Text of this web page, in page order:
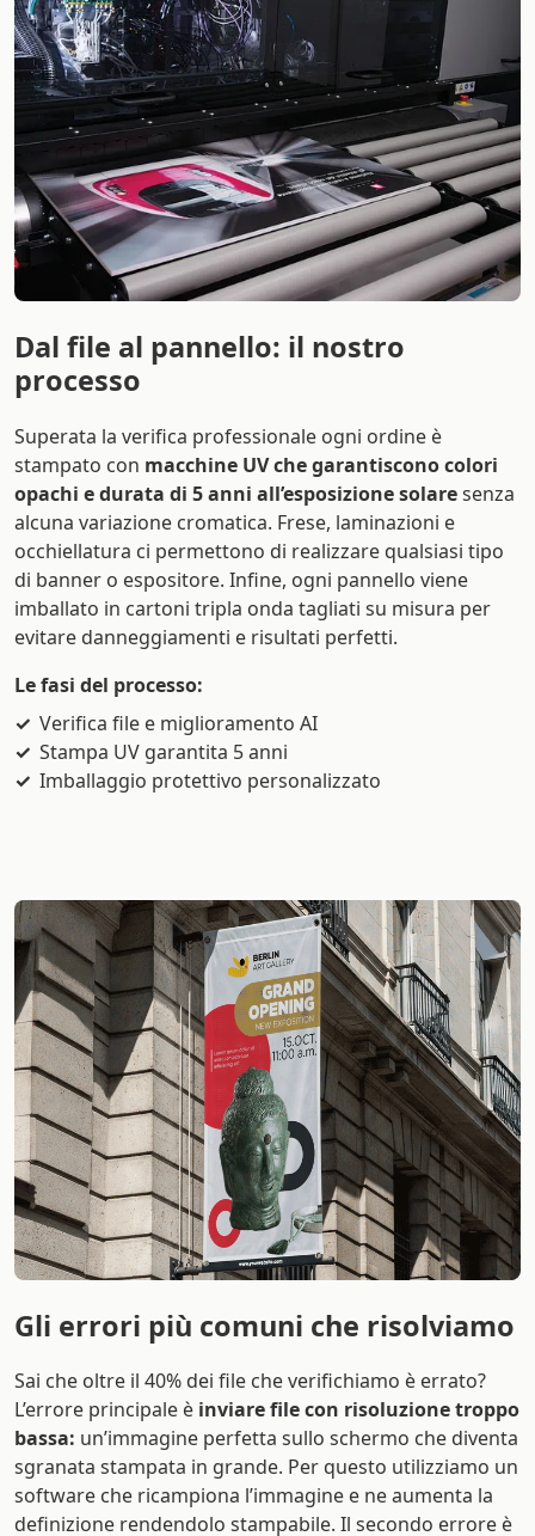
Dal file al pannello: il nostro
processo
Superata la verifica professionale ogni ordine è
stampato con macchine UV che garantiscono colori
opachi e durata di 5 anni all’esposizione solaresenza
alcuna variazione cromatica. Frese, laminazioni e
occhiellatura ci permettono di realizzare qualsiasi tipo
di banner o espositore. Infine, ogni pannello viene
imballato in cartoni tripla onda tagliati su misura per
evitare danneggiamenti e risultati perfetti.
Le fasi del processo:
Verifica file e miglioramento AI
Stampa UV garantita 5 anni
Imballaggio protettivo personalizzato
Gli errori più comuni che risolviamo
Sai che oltre il 40% dei file che verifichiamo è errato?
L’errore principale è inviare file con risoluzione troppo
bassa: un’immagine perfetta sullo schermo che diventa
sgranata stampata in grande. Per questo utilizziamo un
software che ricampiona l’immagine e ne aumenta la
definizione rendendolo stampabile. Il secondo errore è